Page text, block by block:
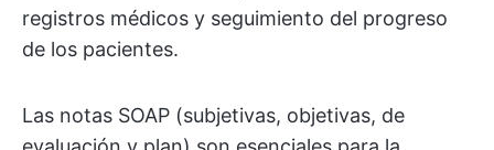
registros médicos y seguimiento del progreso
de los pacientes.
Las notas SOAP (subjetivas, objetivas, de